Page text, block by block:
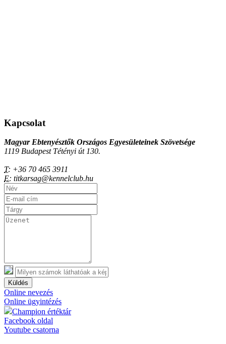
Kapcsolat
Magyar Ebtenyésztők Országos Egyesületeinek Szövetsége
1119 Budapest Tétényi út 130.
T: +36 70 465 3911
E: titkarsag@kennelclub.hu
Küldés
Online nevezés
Online ügyintézés
Champion értéktár
Facebook oldal
Youtube csatorna